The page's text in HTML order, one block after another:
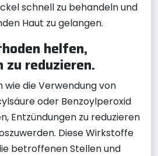
schnell zu behandeln und
Haut zu gelangen.
helfen,
zu reduzieren.
die Verwendung von
oder Benzoylperoxid
Entzündungen zu reduzieren
Diese Wirkstoffe
betroffenen Stellen und